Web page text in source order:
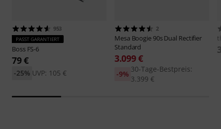
953
PASST GARANTIERT
Boss FS-6
79 €
UVP: 105 €
-25%
2
Mesa Boogie 90s Dual Rectifier
Standard
3.099 €
30-Tage-Bestpreis:
3.399 €
-9%